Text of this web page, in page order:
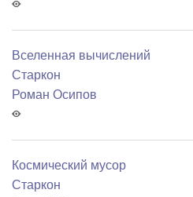
Вселенная вычислений
Старкон
Роман Осипов
Космический мусор
Старкон